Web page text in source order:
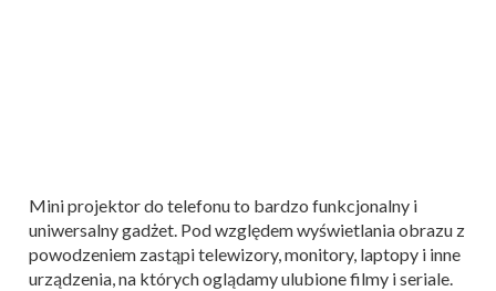
Mini projektor do telefonu to bardzo funkcjonalny i
uniwersalny gadżet. Pod względem wyświetlania obrazu z
powodzeniem zastąpi telewizory, monitory, laptopy i inne
urządzenia, na których oglądamy ulubione filmy i seriale.